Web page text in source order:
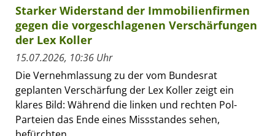
Starker Widerstand der Immobilienfirmen
gegen die vorgeschlagenen Verschärfungen
der Lex Koller
15.07.2026, 10:36 Uhr
Die Vernehmlassung zu der vom Bundesrat
geplanten Verschärfung der Lex Koller zeigt ein
klares Bild: Während die linken und rechten Pol-
Parteien das Ende eines Missstandes sehen,